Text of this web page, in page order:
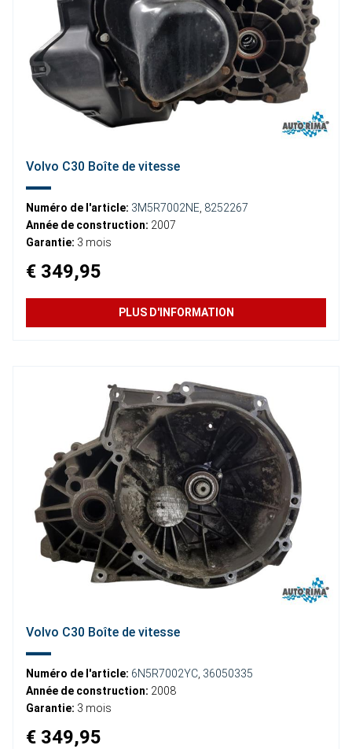
Volvo C30 Boîte de vitesse
Numéro de l'article: 3M5R7002NE 8252267
Année de construction: 2007
Garantie: 3 mois
€ 349,95
PLUS D'INFORMATION
Volvo C30 Boîte de vitesse
Numéro de l'article: 6N5R7002YC 36050335
Année de construction: 2008
Garantie: 3 mois
€ 349,95